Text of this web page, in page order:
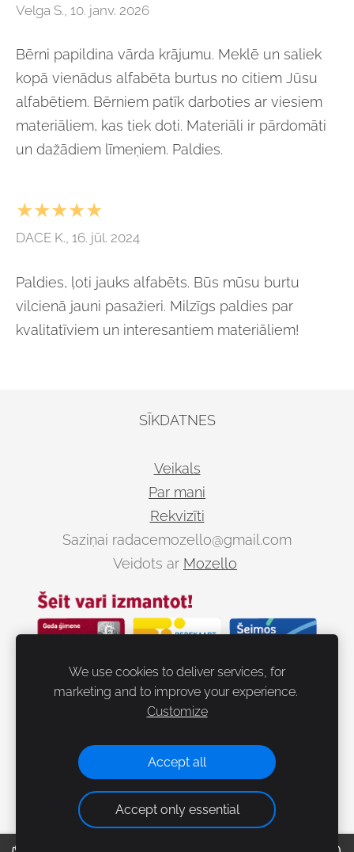
Velga S., 10. janv. 2026
Bērni papildina vārda krājumu. Meklē un saliek
kopā vienādus alfabēta burtus no citiem Jūsu
alfabētiem. Bērniem patīk darboties ar viesiem
materiāliem, kas tiek doti. Materiāli ir pārdomāti
un dažādiem līmeņiem. Paldies.
★★★★★
DACE K., 16. jūl. 2024
Paldies, ļoti jauks alfabēts. Būs mūsu burtu
vilcienā jauni pasažieri. Milzīgs paldies par
kvalitatīviem un interesantiem materiāliem!
SĪKDATNES
Veikals
Par mani
Rekvizīti
Saziņai radacemozello@gmail.com
Veidots ar Mozello
We use cookies to deliver services, for
marketing and to improve your experience.
Customize
Accept all
Accept only essential